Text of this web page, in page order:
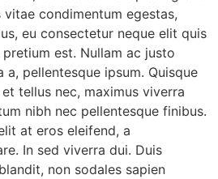
condimentum egestas,
eu consectetur neque elit quis
est. Nullam ac justo
pellentesque ipsum. Quisque
tellus nec, maximus viverra
nibh nec pellentesque finibus.
at eros eleifend, a
In sed viverra dui. Duis
non sodales sapien